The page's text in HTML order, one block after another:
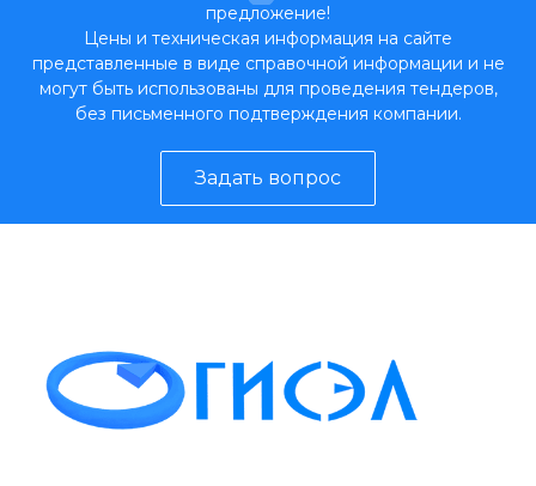
предложение!
Цены и техническая информация на сайте
представленные в виде справочной информации и не
могут быть использованы для проведения тендеров,
без письменного подтверждения компании.
Задать вопрос